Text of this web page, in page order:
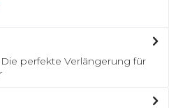
perfekte Verlängerung für